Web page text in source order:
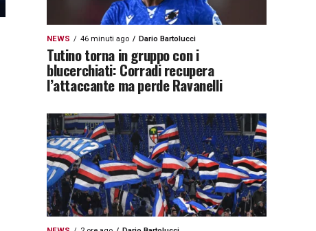
NEWS 46 minuti ago Dario Bartolucci
Tutino torna in gruppo con i
blucerchiati: Corradi recupera
l’attaccante ma perde Ravanelli